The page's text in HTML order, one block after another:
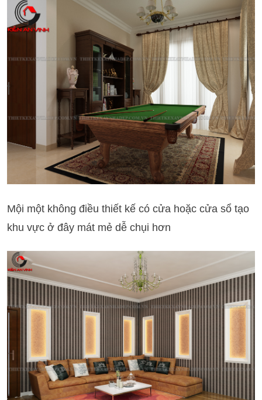
Mội một không điều thiết kế có cửa hoặc cửa sổ tạo
khu vực ở đây mát mẻ dễ chụi hơn